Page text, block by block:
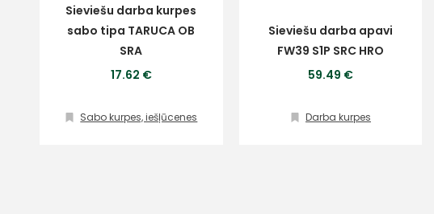
Sieviešu darba kurpes
sabo tipa TARUCA OB
SRA
17.62 €
Sabo kurpes, iešļūcenes
Sieviešu darba apavi
FW39 S1P SRC HRO
59.49 €
Darba kurpes
Ziņojums
Klientu
atbalsts